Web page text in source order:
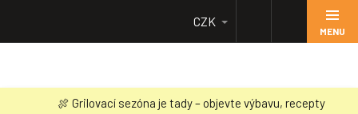
obsah
🍖 Grilovací sezóna je tady – objevte výbavu, recepty
CZK